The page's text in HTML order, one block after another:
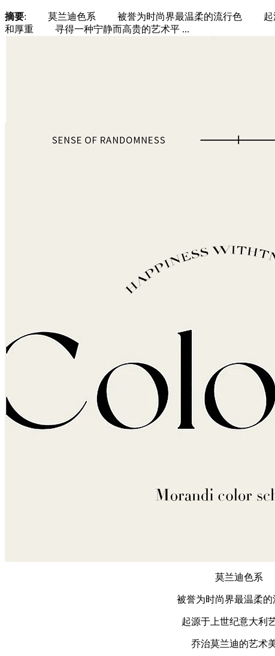
摘要: 莫兰迪色系 被誉为时尚界最温柔的流行色 起源
和厚重 寻得一种宁静而高贵的艺术平 ...
莫兰迪色系
被誉为时尚界最温柔的
起源于上世纪意大利
乔治莫兰迪的艺术